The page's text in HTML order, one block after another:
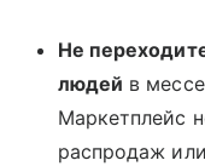
Не
людей в
Маркетплейс
распродаж